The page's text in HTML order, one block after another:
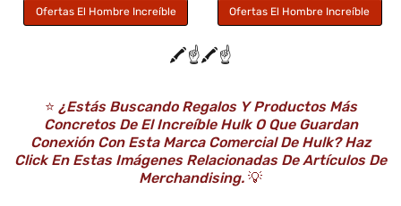
Ofertas El Hombre Increíble Ofertas El Hombre Increíble
🖍️☝️🖍️☝️
⭐️ ¿Estás Buscando Regalos Y Productos Más
Concretos De El Increíble Hulk O Que Guardan
Conexión Con Esta Marca Comercial De Hulk? Haz
Click En Estas Imágenes Relacionadas De Artículos De
Merchandising. 💡